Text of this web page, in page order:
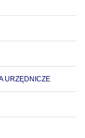
URZĘDNICZE